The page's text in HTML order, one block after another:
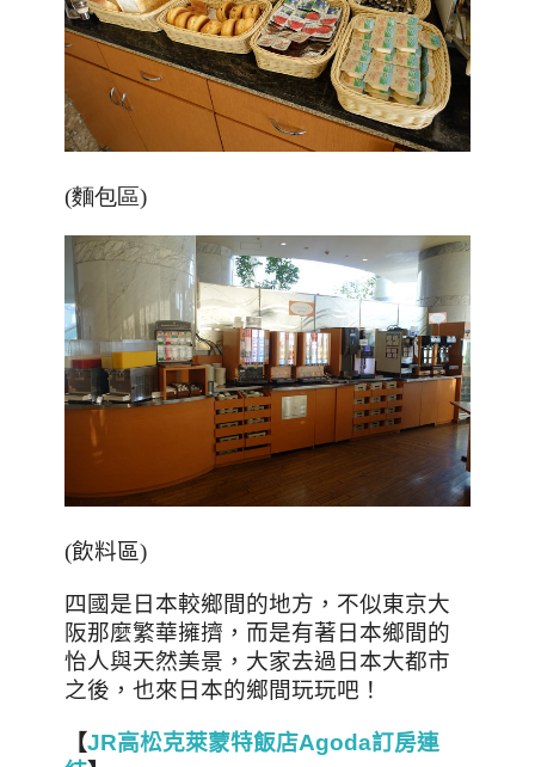
(麵包區)
(飲料區)
四國是日本較鄉間的地方，不似東京大
阪那麼繁華擁擠，而是有著日本鄉間的
怡人與天然美景，大家去過日本大都市
之後，也來日本的鄉間玩玩吧！
【JR高松克萊蒙特飯店Agoda訂房連